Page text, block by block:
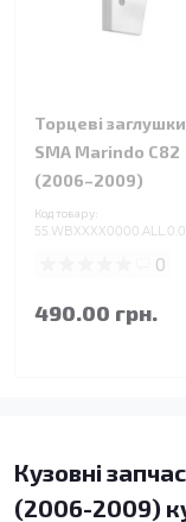
Торцеві
SMA Marindo C82
(2006–2009)
Код товару:
0
490.00 грн.
Кузовні
(2006-2009)